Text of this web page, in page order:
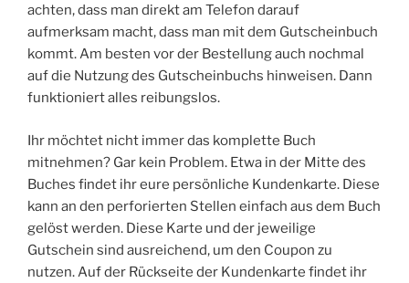
achten, dass man direkt am Telefon darauf
aufmerksam macht, dass man mit dem Gutscheinbuch
kommt. Am besten vor der Bestellung auch nochmal
auf die Nutzung des Gutscheinbuchs hinweisen. Dann
funktioniert alles reibungslos.
Ihr möchtet nicht immer das komplette Buch
mitnehmen? Gar kein Problem. Etwa in der Mitte des
Buches findet ihr eure persönliche Kundenkarte. Diese
kann an den perforierten Stellen einfach aus dem Buch
gelöst werden. Diese Karte und der jeweilige
Gutschein sind ausreichend, um den Coupon zu
nutzen. Auf der Rückseite der Kundenkarte findet ihr